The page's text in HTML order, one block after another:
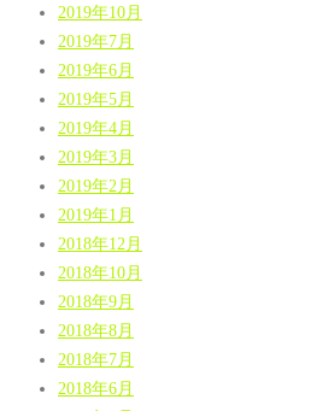
2019年10月
2019年7月
2019年6月
2019年5月
2019年4月
2019年3月
2019年2月
2019年1月
2018年12月
2018年10月
2018年9月
2018年8月
2018年7月
2018年6月